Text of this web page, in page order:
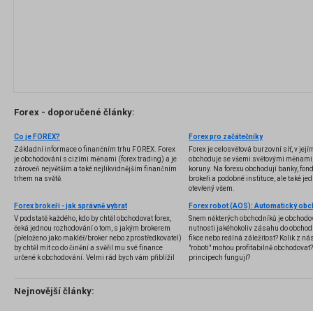
Forex - doporučené články:
Co je FOREX?
Základní informace o finančním trhu FOREX. Forex
je obchodování s cizími měnami (forex trading) a je
zároveň největším a také nejlikvidnějším finančním
trhem na světě.
Forex pro začátečníky
Forex je celosvětová burzovní síť, v
obchoduje se všemi světovými
koruny. Na forexu obchodují banky,
brokeři a podobné instituce, ale také
otevřený všem.
Forex brokeři - jak správně vybrat
V podstatě každého, kdo by chtěl obchodovat forex,
čeká jednou rozhodování o tom, s jakým brokerem
(přeloženo jako makléř/broker nebo zprostředkovatel)
by chtěl mít co do činění a svěřil mu své finance
určené k obchodování. Velmi rád bych vám přiblížil
několik příkladů nejznámějších z nich.
Snem některých obchodníků je
nutnosti jakéhokoliv zásahu do
fikce nebo reálná záležitost? Kolik z
"roboti" mohou profitabilně
principech fungují?
Nejnovější články: